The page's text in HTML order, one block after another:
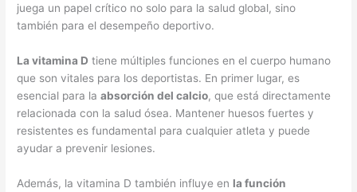
juega un papel crítico no solo para la salud global, sino
también para el desempeño deportivo.
La vitamina D tiene múltiples funciones en el cuerpo humano
que son vitales para los deportistas. En primer lugar, es
esencial para laabsorción del calcio, que está directamente
relacionada con la salud ósea. Mantener huesos fuertes y
resistentes es fundamental para cualquier atleta y puede
ayudar a prevenir lesiones.
Además, la vitamina D también influye en la función